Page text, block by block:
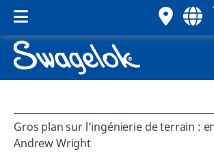
Gros plan sur l’ingénierie de terrain :
Andrew Wright